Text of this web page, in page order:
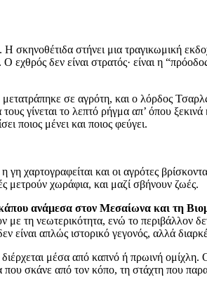
στήνει μια τραγικωμική
δεν είναι στρατός· είναι η
σε αγρότη, και ο λόρδος
γίνεται το λεπτό ρήγμα απ’ όπου
ποιος μένει και ποιος φεύγει.
χαρτογραφείται και οι αγρότες
μετρούν χωράφια, και μαζί σβήνουν ζωές.
κάπου ανάμεσα στον Μεσαίωνα και τη
τη νεωτερικότητα, ενώ το περιβάλλον
είναι απλώς ιστορικό γεγονός, αλλά
μέσα από καπνό ή πρωινή ομίχλη.
σκάνε από τον κόπο, τη στάχτη που